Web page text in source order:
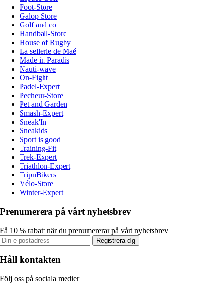
Foot-Store
Galop Store
Golf and co
Handball-Store
House of Rugby
La sellerie de Maé
Made in Paradis
Nauti-wave
On-Fight
Padel-Expert
Pecheur-Store
Pet and Garden
Smash-Expert
Sneak'In
Sneakids
Sport is good
Training-Fit
Trek-Expert
Triathlon-Expert
TripnBikers
Vélo-Store
Winter-Expert
Prenumerera på vårt nyhetsbrev
Få 10 % rabatt när du prenumererar på vårt nyhetsbrev
Registrera dig
Håll kontakten
Följ oss på sociala medier